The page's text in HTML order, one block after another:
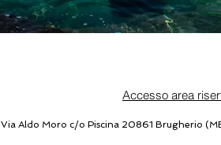
Accesso area
Via Aldo Moro c/o Piscina 20861 Brugherio